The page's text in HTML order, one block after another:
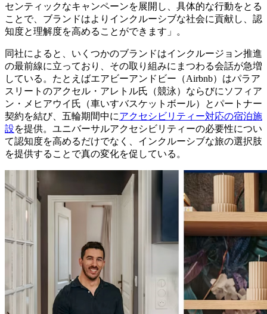
センティックなキャンペーンを展開し、具体的な行動をとる
ことで、ブランドはよりインクルーシブな社会に貢献し、認
知度と理解度を高めることができます」。
同社によると、いくつかのブランドはインクルージョン推進
の最前線に立っており、その取り組みにまつわる会話が急増
している。たとえばエアビーアンドビー（Airbnb）はパラア
スリートのアクセル・アレトル氏（競泳）ならびにソフィア
ン・メヒアウイ氏（車いすバスケットボール）とパートナー
契約を結び、五輪期間中にアクセシビリティー対応の宿泊施
設を提供。ユニバーサルアクセシビリティーの必要性につい
て認知度を高めるだけでなく、インクルーシブな旅の選択肢
を提供することで真の変化を促している。